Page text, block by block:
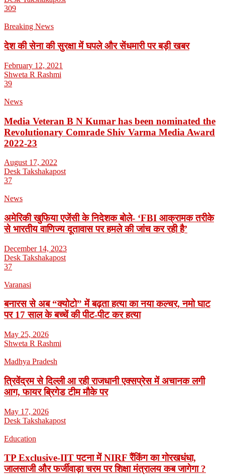
309
Breaking News
देश की सेना की सुरक्षा में घपले और सेंधमारी पर बड़ी खबर
February 12, 2021
Shweta R Rashmi
39
News
Media Veteran B N Kumar has been nominated the
Revolutionary Comrade Shiv Varma Media Award
2022-23
August 17, 2022
Desk Takshakapost
37
News
अमेरिकी खुफिया एजेंसी के निदेशक बोले- ‘FBI आक्रामक तरीके
से भारतीय वाणिज्य दूतावास पर हमले की जांच कर रही है’
December 14, 2023
Desk Takshakapost
37
Varanasi
बनारस से अब “क्योटो” में बढ़ता हत्या का नया कल्चर, नमो घाट
पर 17 साल के बच्चें की पीट-पीट कर हत्या
May 25, 2026
Shweta R Rashmi
Madhya Pradesh
त्रिवेंद्रम से दिल्ली आ रही राजधानी एक्सप्रेस में अचानक लगी
आग, फायर ब्रिगेड टीम मौके पर
May 17, 2026
Desk Takshakapost
Education
TP Exclusive-IIT पटना में NIRF रैंकिंग का गोरखधंधा,
जालसाजी और फर्जीवाड़ा चरम पर शिक्षा मंत्रालय कब जागेगा ?